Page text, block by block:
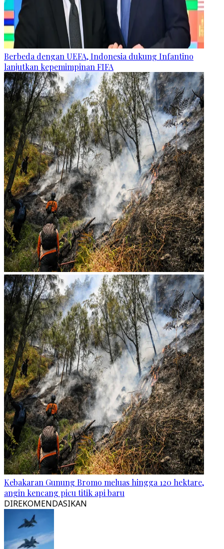
Berbeda dengan UEFA, Indonesia dukung Infantino
lanjutkan kepemimpinan FIFA
Kebakaran Gunung Bromo meluas hingga 120 hektare,
angin kencang picu titik api baru
DIREKOMENDASIKAN